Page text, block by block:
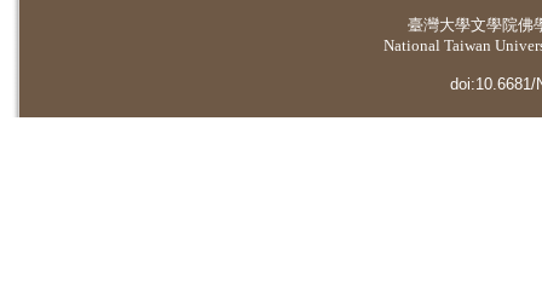
臺灣大學文學院佛
National Taiwan
doi:10.6681/